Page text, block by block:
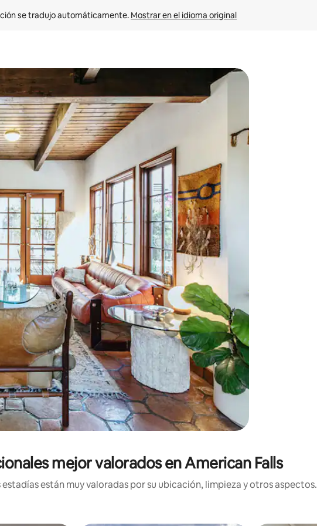
se tradujo automáticamente. Mostrar en el idioma original
hacia arriba y hacia abajo o explora con el tacto o desliza el dedo.
mejor valorados en American Falls
están muy valoradas por su ubicación, limpieza y otros aspectos.